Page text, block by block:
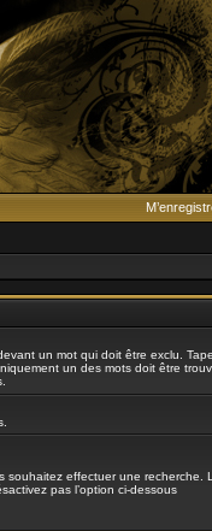
un mot qui doit être exclu.
un des mots doit être
souhaitez effectuer une recherche.
pas l’option ci-dessous